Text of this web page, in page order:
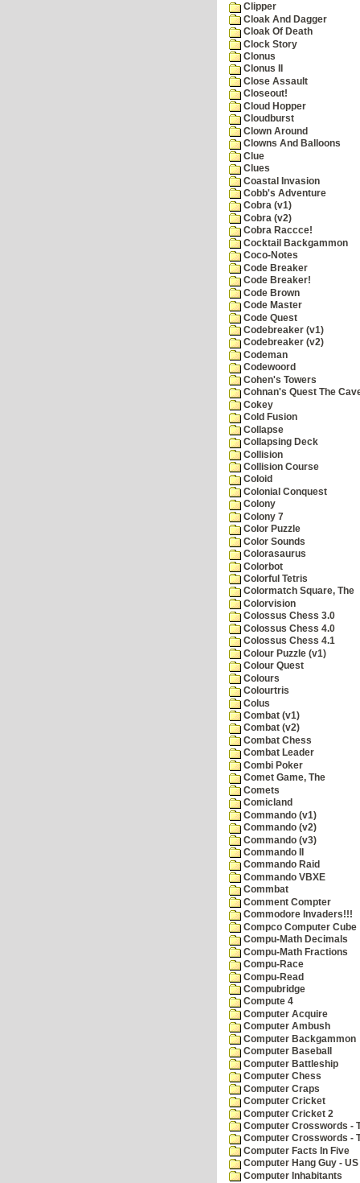
Clipper
Cloak And Dagger
Cloak Of Death
Clock Story
Clonus
Clonus II
Close Assault
Closeout!
Cloud Hopper
Cloudburst
Clown Around
Clowns And Balloons
Clue
Clues
Coastal Invasion
Cobb's Adventure
Cobra (v1)
Cobra (v2)
Cobra Raccce!
Cocktail Backgammon
Coco-Notes
Code Breaker
Code Breaker!
Code Brown
Code Master
Code Quest
Codebreaker (v1)
Codebreaker (v2)
Codeman
Codewoord
Cohen's Towers
Cohnan's Quest The
Cokey
Cold Fusion
Collapse
Collapsing Deck
Collision
Collision Course
Coloid
Colonial Conquest
Colony
Colony 7
Color Puzzle
Color Sounds
Colorasaurus
Colorbot
Colorful Tetris
Colormatch Square, The
Colorvision
Colossus Chess 3.0
Colossus Chess 4.0
Colossus Chess 4.1
Colour Puzzle (v1)
Colour Quest
Colours
Colourtris
Colus
Combat (v1)
Combat (v2)
Combat Chess
Combat Leader
Combi Poker
Comet Game, The
Comets
Comicland
Commando (v1)
Commando (v2)
Commando (v3)
Commando II
Commando Raid
Commando VBXE
Commbat
Comment Compter
Commodore Invaders!!!
Compco Computer Cube
Compu-Math Decimals
Compu-Math Fractions
Compu-Race
Compu-Read
Compubridge
Compute 4
Computer Acquire
Computer Ambush
Computer Backgammon
Computer Baseball
Computer Battleship
Computer Chess
Computer Craps
Computer Cricket
Computer Cricket 2
Computer Crosswords -
Computer Crosswords -
Computer Facts In Five
Computer Hang Guy -
Computer Inhabitants